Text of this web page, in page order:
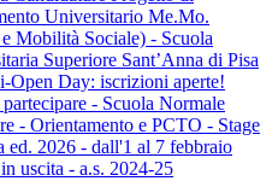
Universitario Me.Mo.
Mobilità Sociale) - Scuola
Superiore Sant’Anna di Pisa
Open Day: iscrizioni aperte!
- Scuola Normale
- Orientamento e PCTO - Stage
ed. 2026 - dall'1 al 7 febbraio
uscita - a.s. 2024-25